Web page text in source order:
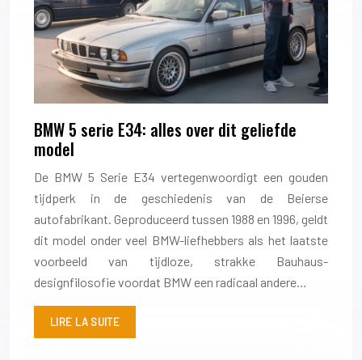
BMW 5 serie E34: alles over dit geliefde
model
De BMW 5 Serie E34 vertegenwoordigt een gouden
tijdperk in de geschiedenis van de Beierse
autofabrikant. Geproduceerd tussen 1988 en 1996, geldt
dit model onder veel BMW-liefhebbers als het laatste
voorbeeld van tijdloze, strakke Bauhaus-
designfilosofie voordat BMW een radicaal andere…
LIRE LA SUITE